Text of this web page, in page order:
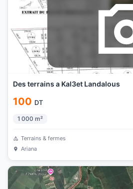
Des terrains a Kal3et Landalous
100 DT
1 000 m²
Terrains & fermes
Ariana